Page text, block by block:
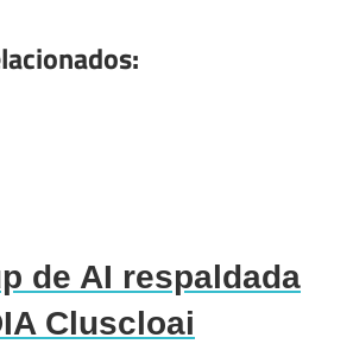
de AI respaldada
Cluscloai